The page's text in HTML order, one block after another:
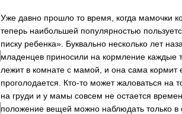
Уже давно прошло то время, когда мамочки
теперь наибольшей популярностью
писку ребенка». Буквально несколько лет
младенцев приносили на кормление каждые
лежит в комнате с мамой, и она сама кормит
проголодается. Кто-то может жаловаться на
на груди и у мамы совсем не остается
положение вещей можно наблюдать только